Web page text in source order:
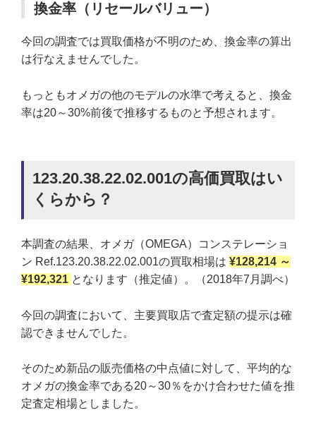
換金率（リセールバリュー）
今回の調査では買取価格が不明のため、換金率の算出
は行なえませんでした。
もっともオメガの他のモデルの水準で考えると、換金
率は20～30%前後で推移するものと予想されます。
123.20.38.22.02.001の高価買取はい
くらから？
本調査の結果、オメガ（OMEGA）コンステレーショ
ン Ref.123.20.38.22.02.001の買取相場は ¥128,214 ～
¥192,321 となります（推定値）。（2018年7月調べ）
今回の調査において、主要買取店で査定額の提示は確
認できませんでした。
そのため新品の販売価格の中点値に対して、平均的な
オメガの換金率である20～30％をかけ合わせた値を推
定査定相場としました。